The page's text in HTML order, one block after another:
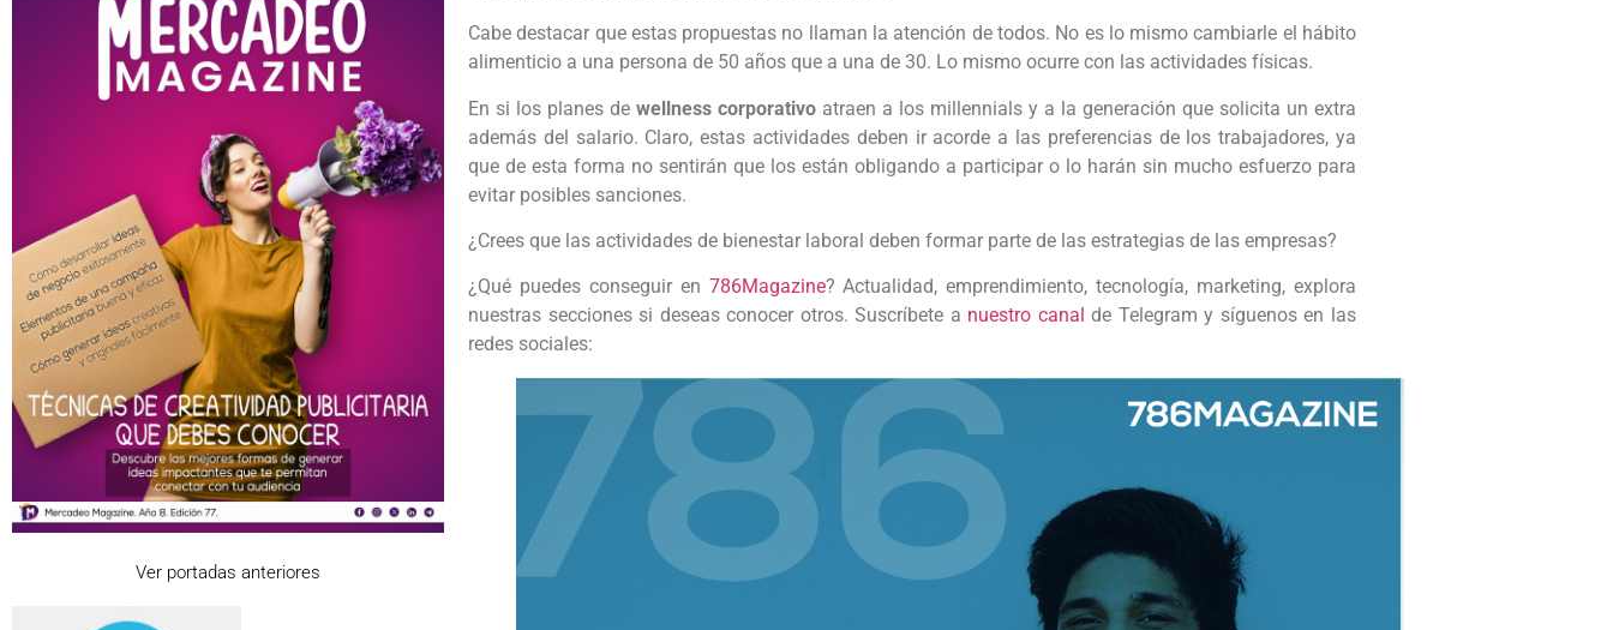
Ver portadas anteriores
Cabe destacar que estas propuestas no llaman la atención de todos. No es lo mismo cambiarle el hábito
alimenticio a una persona de 50 años que a una de 30. Lo mismo ocurre con las actividades físicas.
En si los planes dewellness corporativoatraen a los millennials y a la generación que solicita un extra
además del salario. Claro, estas actividades deben ir acorde a las preferencias de los trabajadores, ya
que de esta forma no sentirán que los están obligando a participar o lo harán sin mucho esfuerzo para
evitar posibles sanciones.
¿Crees que las actividades de bienestar laboral deben formar parte de las estrategias de las empresas?
¿Qué puedes conseguir en 786Magazine? Actualidad, emprendimiento, tecnología, marketing, explora
nuestras secciones si deseas conocer otros. Suscríbete a nuestro canal de Telegram y síguenos en las
redes sociales: